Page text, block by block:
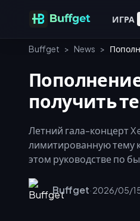
ИГРА
Buffget > News >
получить
Летний гала-концерт
лимитированную тему
этом руководстве по
через UID.
получить
Buffget·2026/05/